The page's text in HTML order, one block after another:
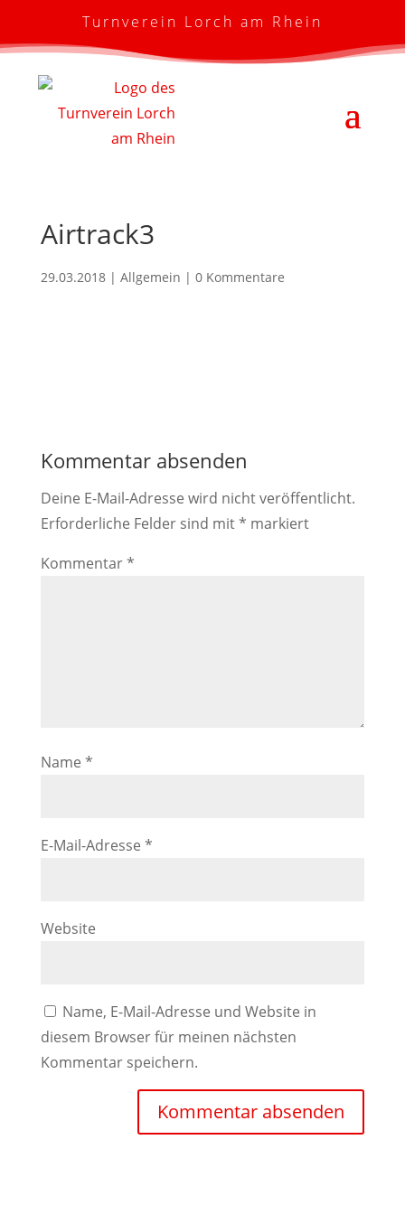
Turnverein Lorch am Rhein
Airtrack3
29.03.2018| Allgemein | 0 Kommentare
Kommentar absenden
Deine E-Mail-Adresse wird nicht veröffentlicht.
Erforderliche Felder sind mit* markiert
Kommentar*
Name *
E-Mail-Adresse *
Website
Name, E-Mail-Adresse und Website in
diesem Browser für meinen nächsten
Kommentar speichern.